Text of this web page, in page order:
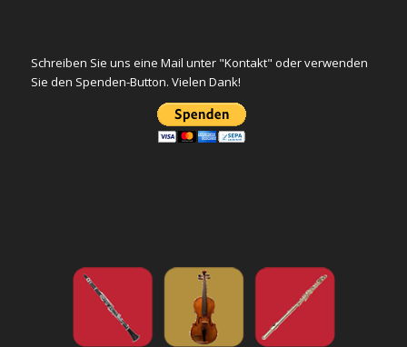
Schreiben Sie uns eine Mail unter "Kontakt" oder verwenden
Sie den Spenden-Button. Vielen Dank!